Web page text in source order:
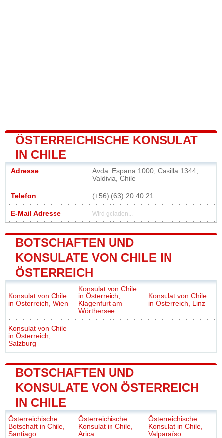
ÖSTERREICHISCHE KONSULAT
IN CHILE
Adresse
Avda. Espana 1000, Casilla 1344,
Valdivia, Chile
Telefon (+56) (63) 20 40 21
E-Mail Adresse Wird geladen...
BOTSCHAFTEN UND
KONSULATE VON CHILE IN
ÖSTERREICH
Konsulat von Chile
in Österreich, Wien
Konsulat von Chile
in Österreich,
Klagenfurt am
Wörthersee
Konsulat von Chile
in Österreich, Linz
Konsulat von Chile
in Österreich,
Salzburg
BOTSCHAFTEN UND
KONSULATE VON ÖSTERREICH
IN CHILE
Österreichische
Botschaft in Chile,
Santiago
Österreichische
Konsulat in Chile,
Arica
Österreichische
Konsulat in Chile,
Valparaíso